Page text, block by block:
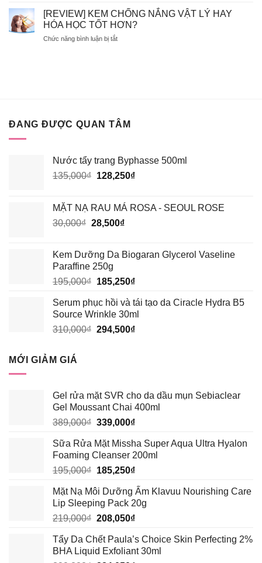
NÊN
BỎ
SON
GIẢ,
FAKE?
MÀU
SON
NÀO
HOT
6?
[REVIEW] KEM CHỐNG NẮNG VẬT LÝ HAY
HÓA HỌC TỐT HƠN?
Chức năng bình luận bị tắtở
HÓA
HỌC
ĐANG ĐƯỢC QUAN TÂM
Nước tẩy trang Byphasse 500ml
135,000₫ Giá
135,000₫.
128,250₫Giá
là:
MẶT NẠ RAU MÁ ROSA - SEOUL ROSE
30,000₫ Giá
30,000₫.
28,500₫Giá
là:
Kem Dưỡng Da Biogaran Glycerol Vaseline
Paraffine 250g
195,000₫ Giá
là:
195,000₫.
185,250₫Giá
tại
là:
185,250₫.
Serum phục hồi và tái tạo da Ciracle Hydra B5
Source Wrinkle 30ml
310,000₫ Giá
294,500₫Giá
MỚI GIẢM GIÁ
Gel rửa mặt SVR cho da dầu mụn Sebiaclear
Gel Moussant Chai 400ml
389,000₫ Giá
là:
389,000₫.
339,000₫Giá
tại
là:
339,000₫.
Sữa Rửa Mặt Missha Super Aqua Ultra Hyalon
Foaming Cleanser 200ml
195,000₫ Giá
là:
195,000₫.
185,250₫Giá
tại
là:
185,250₫.
Mặt Nạ Môi Dưỡng Ẩm Klavuu Nourishing Care
Lip Sleeping Pack 20g
219,000₫ Giá
là:
219,000₫.
208,050₫Giá
tại
là:
Tẩy Da Chết Paula’s Choice Skin Perfecting 2%
BHA Liquid Exfoliant 30ml